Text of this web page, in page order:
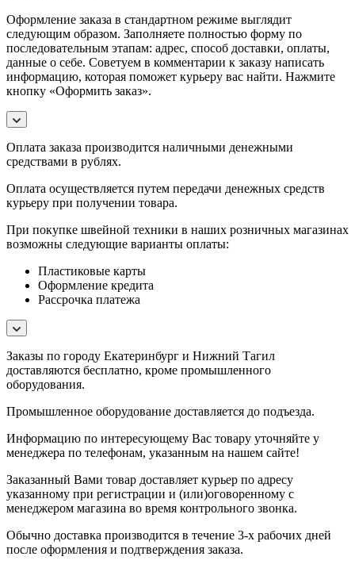
Оформление заказа в стандартном режиме выглядит
следующим образом. Заполняете полностью форму по
последовательным этапам: адрес, способ доставки, оплаты,
данные о себе. Советуем в комментарии к заказу написать
информацию, которая поможет курьеру вас найти. Нажмите
кнопку «Оформить заказ».
Оплата заказа производится наличными денежными
средствами в рублях.
Оплата осуществляется путем передачи денежных средств
курьеру при получении товара.
При покупке швейной техники в наших розничных магазинах
возможны следующие варианты оплаты:
Пластиковые карты
Оформление кредита
Рассрочка платежа
Заказы по городу Екатеринбург и Нижний Тагил
доставляются бесплатно, кроме промышленного
оборудования.
Промышленное оборудование доставляется до подъезда.
Информацию по интересующему Вас товару уточняйте у
менеджера по телефонам, указанным на нашем сайте!
Заказанный Вами товар доставляет курьер по адресу
указанному при регистрации и (или)оговоренному с
менеджером магазина во время контрольного звонка.
Обычно доставка производится в течение 3-х рабочих дней
после оформления и подтверждения заказа.